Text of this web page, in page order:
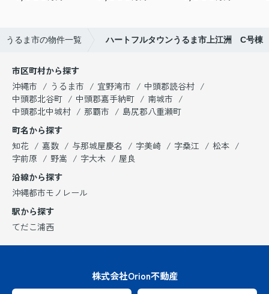
うるま市の物件一覧 ハートフルタウンうるま市上江洲 C号棟
市区町村から探す
沖縄市
うるま市 宜野湾市
中頭郡読谷村
中頭郡北谷町
中頭郡嘉手納町
南城市
中頭郡北中城村
那覇市
島尻郡八重瀬町
町名から探す
知花
嘉数 与那城屋慶名 字美崎 字桑江
松本
字前原
野嵩 字大木
屋良
沿線から探す
沖縄都市モノレール
駅から探す
てだこ浦西
株式会社Orion不動産